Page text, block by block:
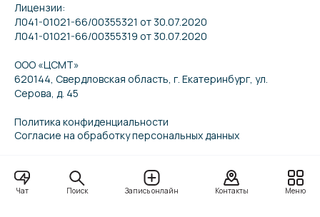
Чат Поиск Запись онлайн Контакты Меню
Лицензии:
Л041-01021-66/00355321 от 30.07.2020
Л041-01021-66/00355319 от 30.07.2020
ООО «ЦСМТ»
620144, Свердловская область, г. Екатеринбург, ул.
Серова, д. 45
Политика конфиденциальности
Согласие на обработку персональных данных
Взрослое отделение